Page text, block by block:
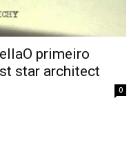
primeiro
star architect
0